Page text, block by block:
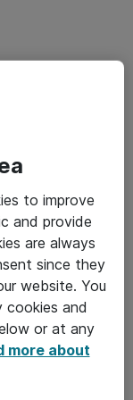
to improve
and provide
are always
since they
website. You
cookies and
or at any
more about